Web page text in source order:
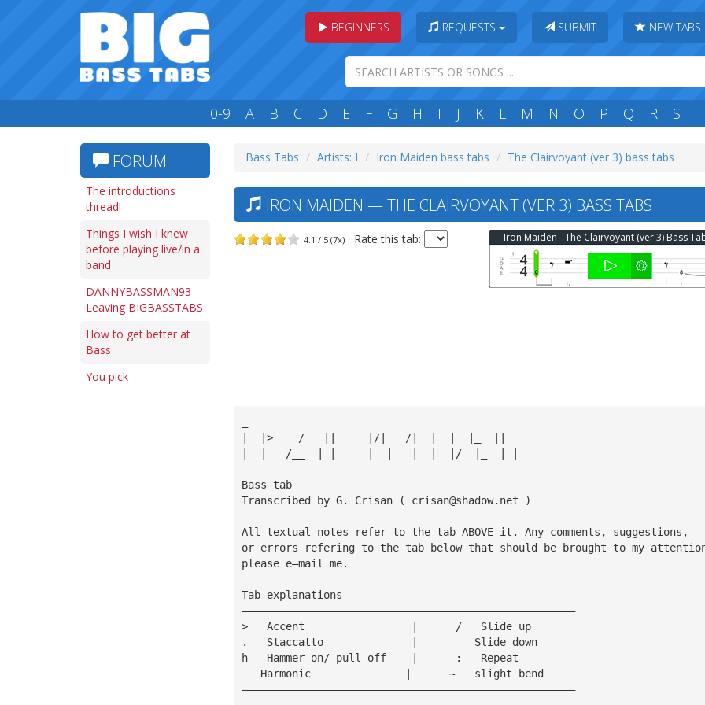
BEGINNERS REQUESTS SUBMIT NEW TABS
0-9 A B C D E F G H I J K L M N O P Q R S T
FORUM
The introductions
thread!
Things I wish I knew
before playing live/in a
band
DANNYBASSMAN93
Leaving BIGBASSTABS
How to get better at
Bass
You pick
Bass Tabs Artists: I Iron Maiden bass tabs The Clairvoyant (ver 3) bass tabs
IRON MAIDEN — THE CLAIRVOYANT (VER 3) BASS TABS
4.1 / 5 (7x) Rate this tab: Iron Maiden - The Clairvoyant (ver 3) Bass
|  |>    /   ||     |/|   /|  |  |  |_  ||
|  |   /__  | |     |  |   |  |  |/  |_  | |
Bass tab
Transcribed by G. Crisan ( crisan@shadow.net )
All textual notes refer to the tab ABOVE it. Any comments, suggestions,
or errors refering to the tab below that should be brought to my
please e—mail me.
Tab explanations
—————————————————————————————————————————————————————
>   Accent                 |      /   Slide up
.   Staccatto              |         Slide down
h   Hammer—on/ pull off    |      :   Repeat
   Harmonic               |      ~   slight bend
—————————————————————————————————————————————————————